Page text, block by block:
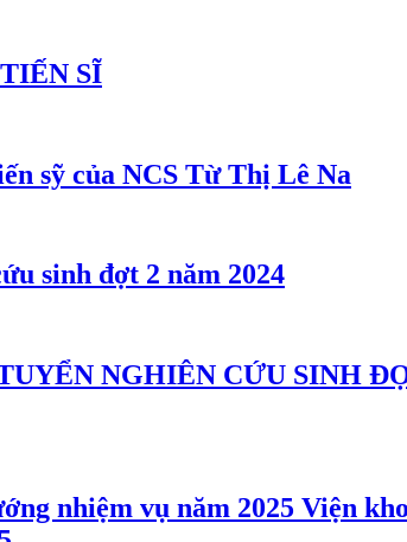
SĨ
sỹ của NCS Từ Thị Lê Na
sinh đợt 2 năm 2024
NGHIÊN CỨU SINH
Viện